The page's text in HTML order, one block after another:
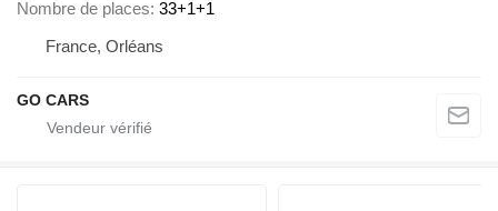
Nombre de places 33+1+1
France, Orléans
GO CARS